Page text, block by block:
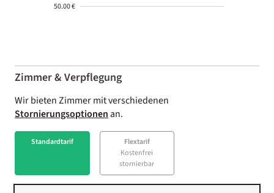
50.00 €
01-02
Zimmer & Verpflegung
Wir bieten Zimmer mit verschiedenen
Stornierungsoptionenan.
Standardtarif
Flextarif
Kostenfrei
stornierbar